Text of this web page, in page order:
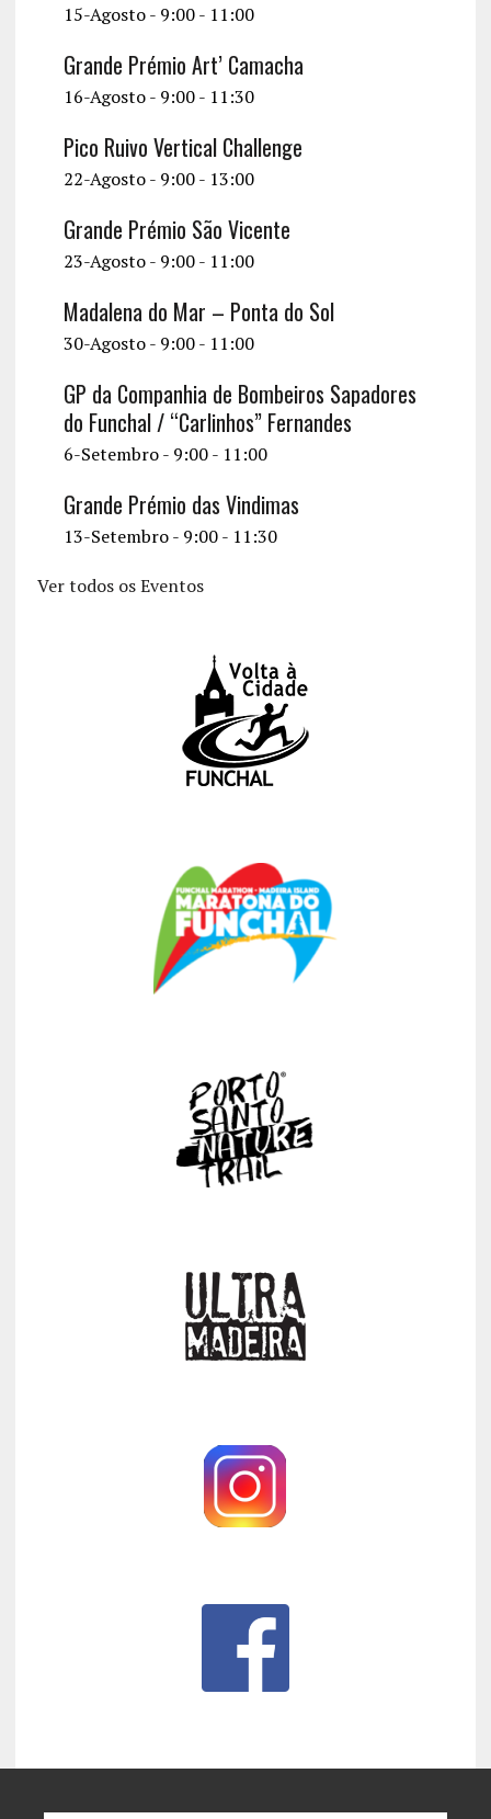
15-Agosto - 9:00- 11:00
Grande Prémio Art’ Camacha
16-Agosto - 9:00- 11:30
Pico Ruivo Vertical Challenge
22-Agosto - 9:00- 13:00
Grande Prémio São Vicente
23-Agosto - 9:00- 11:00
Madalena do Mar – Ponta do Sol
30-Agosto - 9:00- 11:00
GP da Companhia de Bombeiros Sapadores
do Funchal / “Carlinhos” Fernandes
6-Setembro - 9:00- 11:00
Grande Prémio das Vindimas
13-Setembro - 9:00- 11:30
Ver todos os Eventos